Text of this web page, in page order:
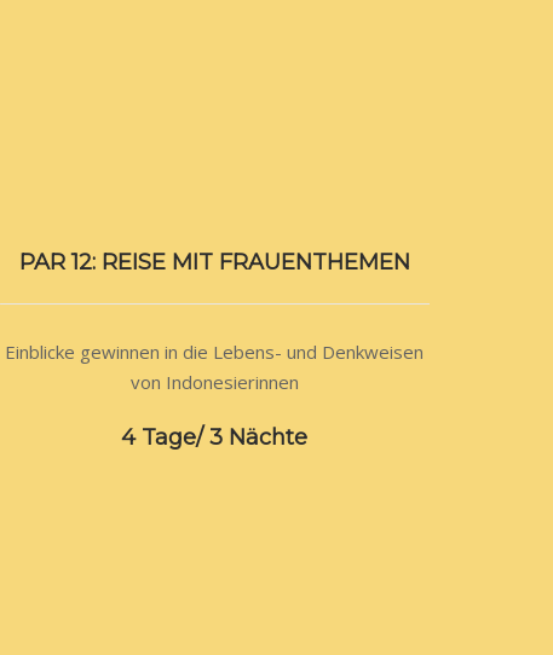
PAR 12: REISE MIT FRAUENTHEMEN
Einblicke gewinnen in die Lebens- und Denkweisen
von Indonesierinnen
4 Tage/ 3 Nächte